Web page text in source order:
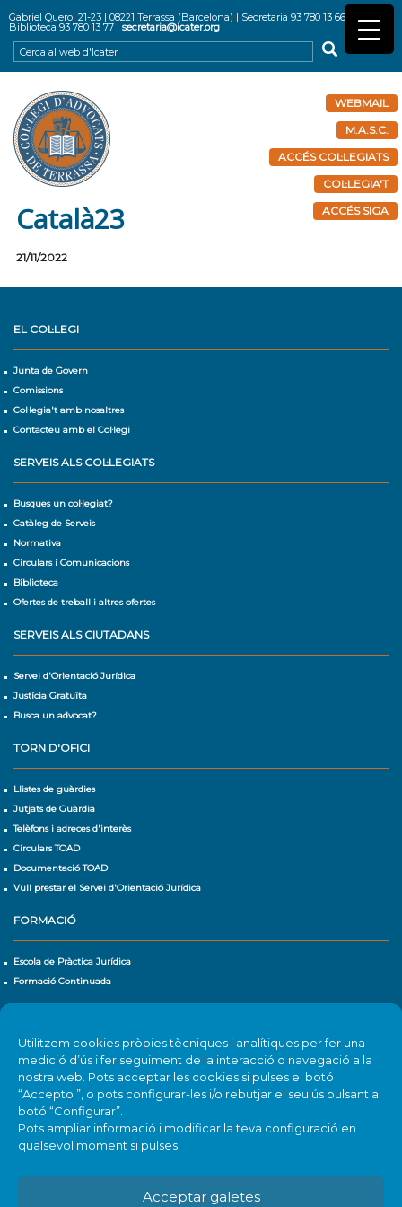
Utilitzem cookies pròpies tècniques i analítiques per fer una
medició d’ús i fer seguiment de la interacció o navegació a la
nostra web. Pots acceptar les cookies si pulses el botó
“Accepto ”, o pots configurar-les i/o rebutjar el seu ús pulsant al
botó “Configurar”.
Pots ampliar informació i modificar la teva configuració en
qualsevol moment si pulses
Acceptar galetes
Gabriel Querol 21-23 | 08221 Terrassa (Barcelona) | Secretaria 93 780 13 66 |
Biblioteca 93 780 13 77 |secretaria@icater.org
WEBMAIL
M.A.S.C.
ACCÉS COL·LEGIATS
COL·LEGIA'T
ACCÉS SIGA
Català23
21/11/2022
EL COL·LEGI
Junta de Govern
Comissions
Col·legia't amb nosaltres
Contacteu amb el Col·legi
SERVEIS ALS COL·LEGIATS
Busques un col·legiat?
Catàleg de Serveis
Normativa
Circulars i Comunicacions
Biblioteca
Ofertes de treball i altres ofertes
SERVEIS ALS CIUTADANS
Servei d'Orientació Jurídica
Justícia Gratuïta
Busca un advocat?
TORN D'OFICI
Llistes de guàrdies
Jutjats de Guàrdia
Telèfons i adreces d'interès
Circulars TOAD
Documentació TOAD
Vull prestar el Servei d'Orientació Jurídica
FORMACIÓ
Escola de Pràctica Jurídica
Formació Continuada
Agenda